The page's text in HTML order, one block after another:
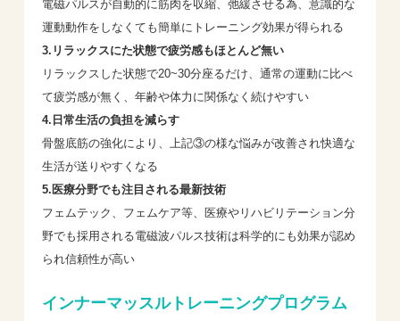
電磁パルスが自動的に筋肉を収縮、弛緩させる為、意識的な
運動動作をしなくても簡単にトレーニング効果が得られる
3.リラックスにた状態で疲労感もほとんど無い
リラックスした状態で20~30分座るだけ、通常の運動に比べ
て疲労感が無く、年齢や体力に関係なく続けやすい
4.日常生活の負担を減らす
骨盤底筋の強化により、上記③の様な悩みが改善され快適な
生活が送りやすくなる
5.医療分野でも注目される最新技術
フェムテック、フェムケア等、医療やリハビリテーション分
野でも採用される電磁波パルス技術は科学的にも効果が認め
られ信頼性が高い
インナーマッスルトレーニングプログラム